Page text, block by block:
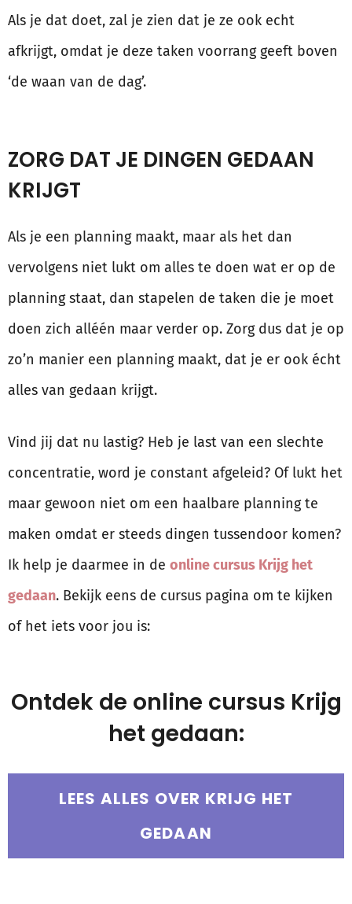
Als je dat doet, zal je zien dat je ze ook echt
afkrijgt, omdat je deze taken voorrang geeft boven
‘de waan van de dag’.
ZORG DAT JE DINGEN GEDAAN
KRIJGT
Als je een planning maakt, maar als het dan
vervolgens niet lukt om alles te doen wat er op de
planning staat, dan stapelen de taken die je moet
doen zich alléén maar verder op. Zorg dus dat je op
zo’n manier een planning maakt, dat je er ook écht
alles van gedaan krijgt.
Vind jij dat nu lastig? Heb je last van een slechte
concentratie, word je constant afgeleid? Of lukt het
maar gewoon niet om een haalbare planning te
maken omdat er steeds dingen tussendoor komen?
Ik help je daarmee in de online cursus Krijg het
gedaan. Bekijk eens de cursus pagina om te kijken
of het iets voor jou is:
Ontdek de online cursus Krijg
het gedaan:
LEES ALLES OVER KRIJG HET
GEDAAN